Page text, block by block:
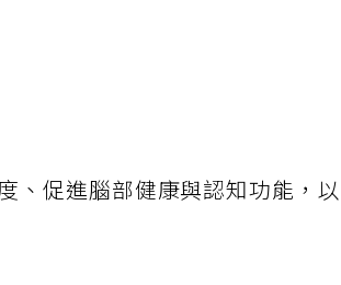
、促進腦部健康與認知功能，以